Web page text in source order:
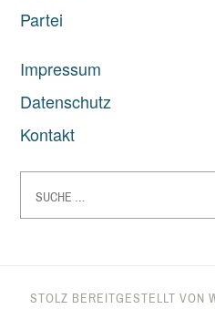
Partei
Impressum
Datenschutz
Kontakt
nach:
STOLZ BEREITGESTELLT VON